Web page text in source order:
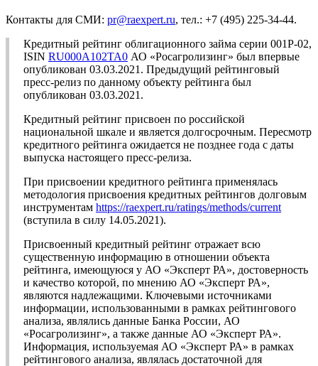
Контакты для СМИ: pr@raexpert.ru, тел.: +7 (495) 225-34-44.
Кредитный рейтинг облигационного займа серии 001Р-02,
ISIN RU000A102TA0 АО «Росагролизинг» был впервые
опубликован 03.03.2021. Предыдущий рейтинговый
пресс-релиз по данному объекту рейтинга был
опубликован 03.03.2021.
Кредитный рейтинг присвоен по российской
национальной шкале и является долгосрочным. Пересмотр
кредитного рейтинга ожидается не позднее года с даты
выпуска настоящего пресс-релиза.
При присвоении кредитного рейтинга применялась
методология присвоения кредитных рейтингов долговым
инструментам https://raexpert.ru/ratings/methods/current
(вступила в силу 14.05.2021).
Присвоенный кредитный рейтинг отражает всю
существенную информацию в отношении объекта
рейтинга, имеющуюся у АО «Эксперт РА», достоверность
и качество которой, по мнению АО «Эксперт РА»,
являются надлежащими. Ключевыми источниками
информации, использованными в рамках рейтингового
анализа, являлись данные Банка России, АО
«Росагролизинг», а также данные АО «Эксперт РА».
Информация, используемая АО «Эксперт РА» в рамках
рейтингового анализа, являлась достаточной для